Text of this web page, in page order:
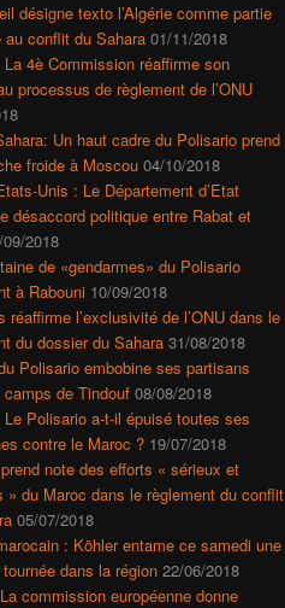
désigne texto l’Algérie comme partie
au conflit du Sahara 01/11/2018
4è Commission réaffirme son
processus de règlement de l’ONU
Un haut cadre du Polisario prend
froide à Moscou 04/10/2018
Unis : Le Département d’Etat
désaccord politique entre Rabat et
2018
de «gendarmes» du Polisario
à Rabouni 10/09/2018
réaffirme l’exclusivité de l’ONU dans le
du dossier du Sahara 31/08/2018
Polisario embobine ses partisans
de Tindouf 08/08/2018
Polisario a-t-il épuisé toutes ses
contre le Maroc ? 19/07/2018
note des efforts « sérieux et
» du Maroc dans le règlement du conflit
05/07/2018
: Köhler entame ce samedi une
dans la région 22/06/2018
commission européenne donne